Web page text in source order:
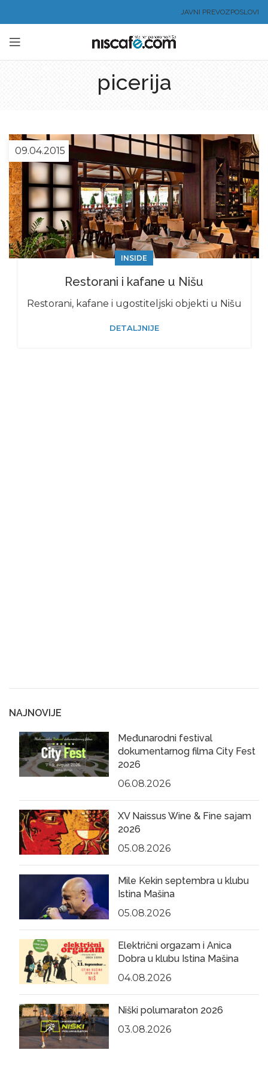
JAVNI PREVOZPOSLOVI
picerija
09.04.2015
INSIDE
Restorani i kafane u Nišu
Restorani, kafane i ugostiteljski objekti u Nišu
DETALJNIJE
NAJNOVIJE
Međunarodni festival
dokumentarnog filma City Fest
2026
06.08.2026
XV Naissus Wine & Fine sajam
2026
05.08.2026
Mile Kekin septembra u klubu
Istina Mašina
05.08.2026
Električni orgazam i Anica
Dobra u klubu Istina Mašina
04.08.2026
Niški polumaraton 2026
03.08.2026